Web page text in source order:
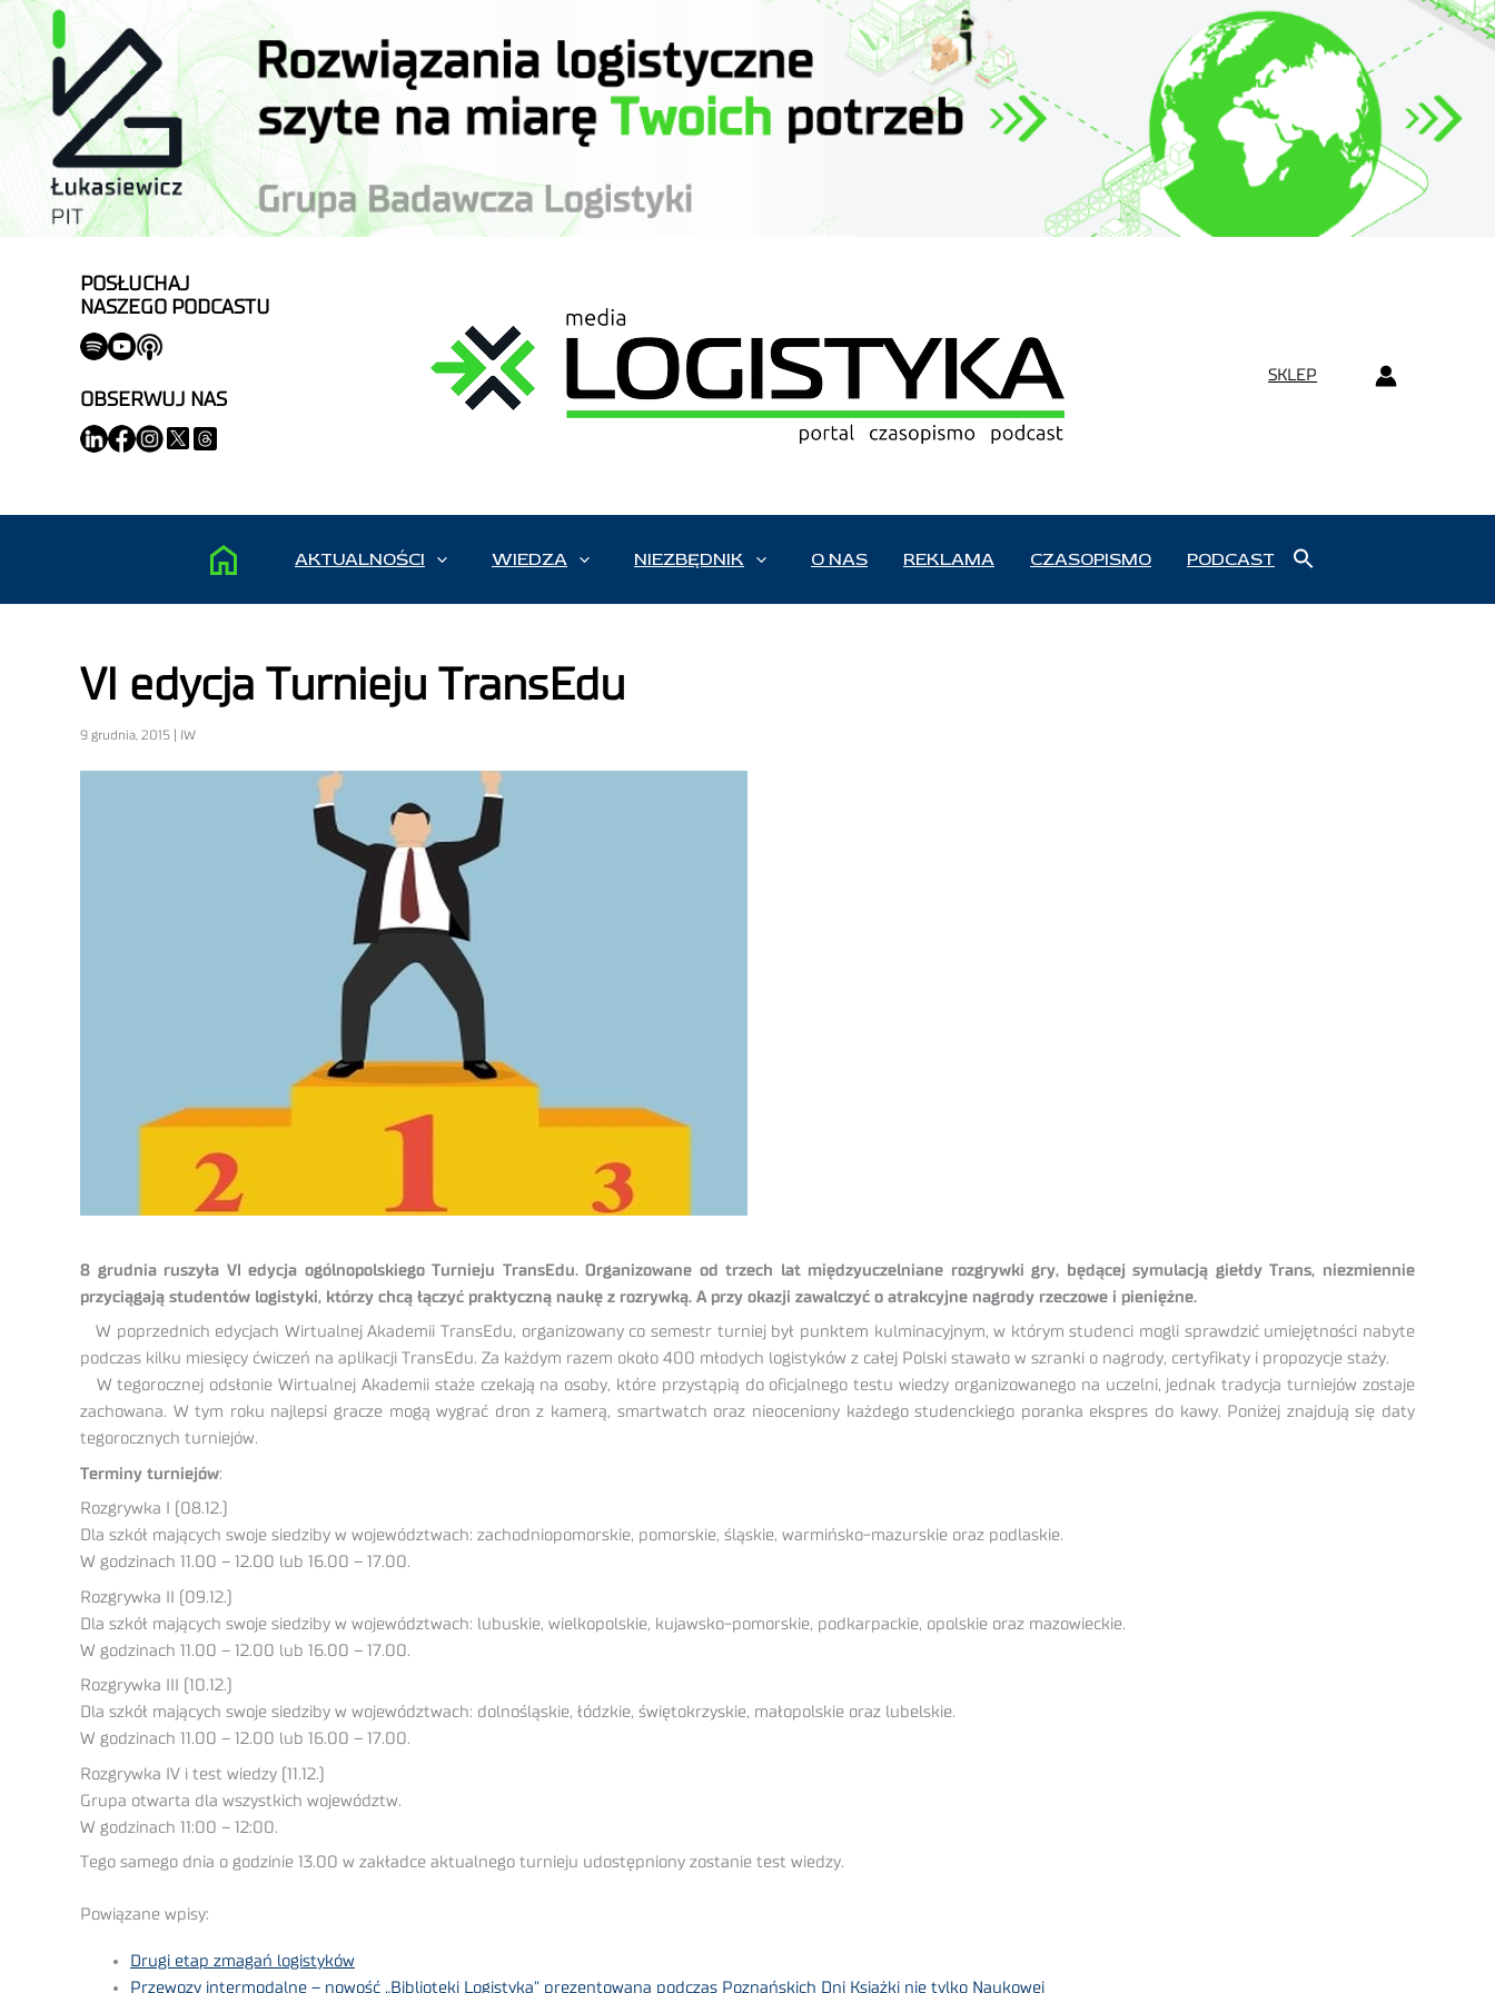
POSŁUCHAJ
NASZEGO PODCASTU
OBSERWUJ NAS
SKLEP
AKTUALNOŚCI WIEDZA NIEZBĘDNIK O NAS REKLAMA CZASOPISMO PODCAST
VI edycja Turnieju TransEdu
9 grudnia, 2015 | IW
8 grudnia ruszyła VI edycja ogólnopolskiego Turnieju TransEdu. Organizowane od trzech lat międzyuczelniane rozgrywki gry, będącej symulacją giełdy Trans, niezmiennie
przyciągają studentów logistyki, którzy chcą łączyć praktyczną naukę z rozrywką. A przy okazji zawalczyć o atrakcyjne nagrody rzeczowe i pieniężne.
W poprzednich edycjach Wirtualnej Akademii TransEdu, organizowany co semestr turniej był punktem kulminacyjnym, w którym studenci mogli sprawdzić umiejętności nabyte
podczas kilku miesięcy ćwiczeń na aplikacji TransEdu. Za każdym razem około 400 młodych logistyków z całej Polski stawało w szranki o nagrody, certyfikaty i propozycje staży.
W tegorocznej odsłonie Wirtualnej Akademii staże czekają na osoby, które przystąpią do oficjalnego testu wiedzy organizowanego na uczelni, jednak tradycja turniejów zostaje
zachowana. W tym roku najlepsi gracze mogą wygrać dron z kamerą, smartwatch oraz nieoceniony każdego studenckiego poranka ekspres do kawy. Poniżej znajdują się daty
tegorocznych turniejów.
Terminy turniejów:
Rozgrywka I (08.12.)
Dla szkół mających swoje siedziby w województwach: zachodniopomorskie, pomorskie, śląskie, warmińsko-mazurskie oraz podlaskie.
W godzinach 11.00 – 12.00 lub 16.00 – 17.00.
Rozgrywka II (09.12.)
Dla szkół mających swoje siedziby w województwach: lubuskie, wielkopolskie, kujawsko-pomorskie, podkarpackie, opolskie oraz mazowieckie.
W godzinach 11.00 – 12.00 lub 16.00 – 17.00.
Rozgrywka III (10.12.)
Dla szkół mających swoje siedziby w województwach: dolnośląskie, łódzkie, świętokrzyskie, małopolskie oraz lubelskie.
W godzinach 11.00 – 12.00 lub 16.00 – 17.00.
Rozgrywka IV i test wiedzy (11.12.)
Grupa otwarta dla wszystkich województw.
W godzinach 11:00 – 12:00.
Tego samego dnia o godzinie 13.00 w zakładce aktualnego turnieju udostępniony zostanie test wiedzy.
Powiązane wpisy:
Drugi etap zmagań logistyków
Przewozy intermodalne – nowość „Biblioteki Logistyka” prezentowana podczas Poznańskich Dni Książki nie tylko Naukowej